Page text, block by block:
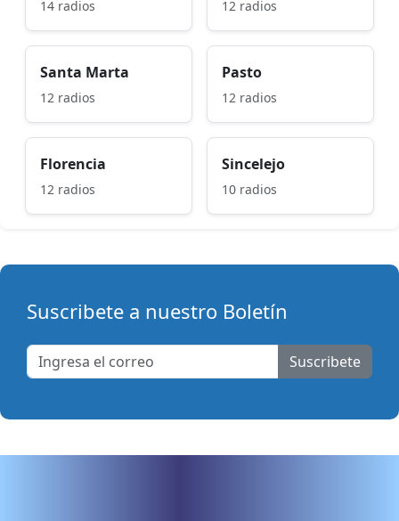
14 radios 12 radios
Santa Marta
12 radios
Pasto
12 radios
Florencia
12 radios
Sincelejo
10 radios
Suscribete a nuestro Boletín
Suscribete